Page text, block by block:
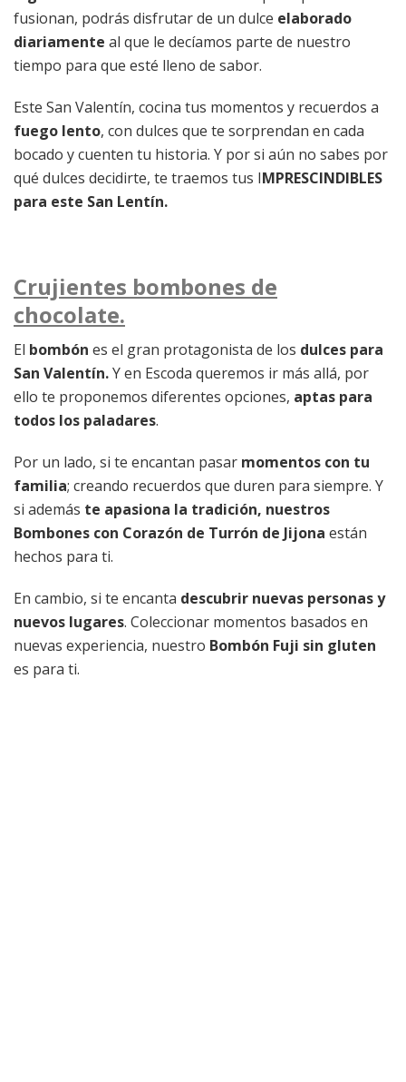
fusionan, podrás disfrutar de un dulce elaborado
diariamente al que le decíamos parte de nuestro
tiempo para que esté lleno de sabor.
Este San Valentín, cocina tus momentos y recuerdos a
fuego lento, con dulces que te sorprendan en cada
bocado y cuenten tu historia. Y por si aún no sabes por
qué dulces decidirte, te traemos tus IMPRESCINDIBLES
para este San Lentín.
Crujientes bombones de
chocolate.
El bombón es el gran protagonista de los dulces para
San Valentín.Y en Escoda queremos ir más allá, por
ello te proponemos diferentes opciones, aptas para
todos los paladares.
Por un lado, si te encantan pasar momentos con tu
familia; creando recuerdos que duren para siempre. Y
si además te apasiona la tradición, nuestros
Bombones con Corazón de Turrón de Jijona están
hechos para ti.
En cambio, si te encanta descubrir nuevas personas y
nuevos lugares. Coleccionar momentos basados en
nuevas experiencia, nuestro Bombón Fuji sin gluten
es para ti.